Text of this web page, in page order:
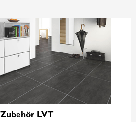
Zubehör LVT